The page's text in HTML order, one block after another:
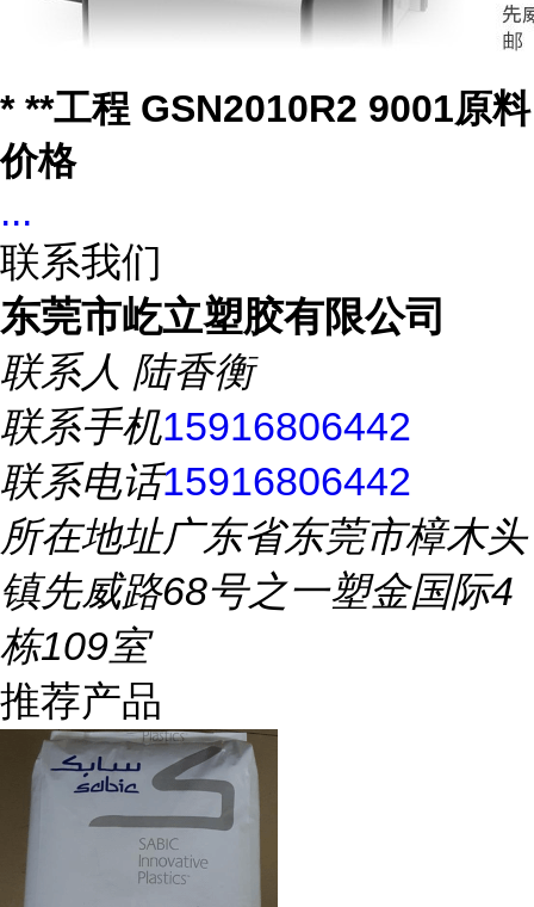
* **工程 GSN2010R2 9001原料
价格
...
联系我们
东莞市屹立塑胶有限公司
联系人 陆香衡
联系手机15916806442
联系电话15916806442
所在地址广东省东莞市樟木头
镇先威路68号之一塑金国际4
栋109室
推荐产品